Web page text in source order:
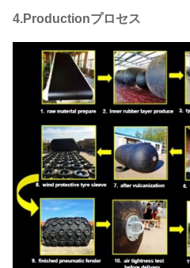
4.Productionプロセス